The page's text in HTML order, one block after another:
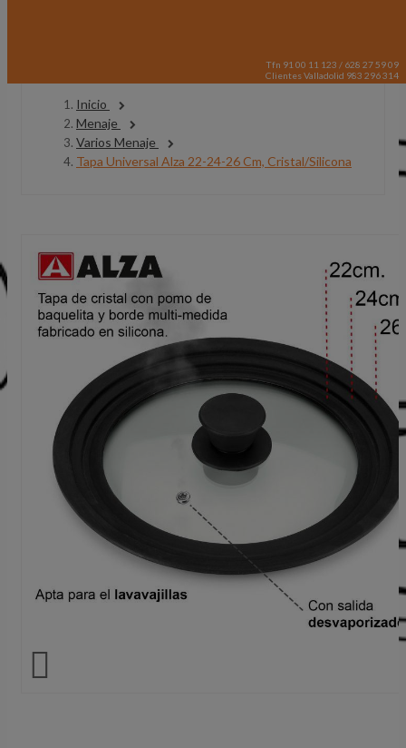
Tfn 91 00 11 123 / 628 27 59 09
Clientes Valladolid 983 296 314
Inicio
Menaje
Varios Menaje
Tapa Universal Alza 22-24-26 Cm, Cristal/Silicona
